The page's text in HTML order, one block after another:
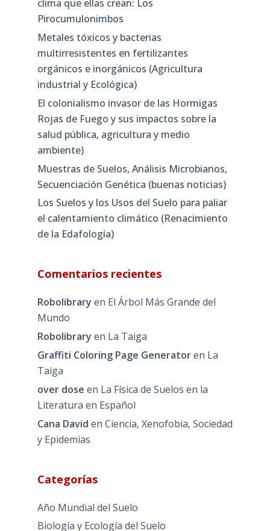
clima que ellas crean: Los
Pirocumulonimbos
Metales tóxicos y bacterias
multirresistentes en fertilizantes
orgánicos e inorgánicos (Agricultura
industrial y Ecológica)
El colonialismo invasor de las Hormigas
Rojas de Fuego y sus impactos sobre la
salud pública, agricultura y medio
ambiente)
Muestras de Suelos, Análisis Microbianos,
Secuenciación Genética (buenas noticias)
Los Suelos y los Usos del Suelo para paliar
el calentamiento climático (Renacimiento
de la Edafología)
Comentarios recientes
Robolibrary en El Árbol Más Grande del
Mundo
Robolibrary en La Taiga
Graffiti Coloring Page Generatoren La
Taiga
over dose en La Física de Suelos en la
Literatura en Español
Cana David en Ciencia, Xenofobia, Sociedad
y Epidemias
Categorías
Año Mundial del Suelo
Biología y Ecología del Suelo